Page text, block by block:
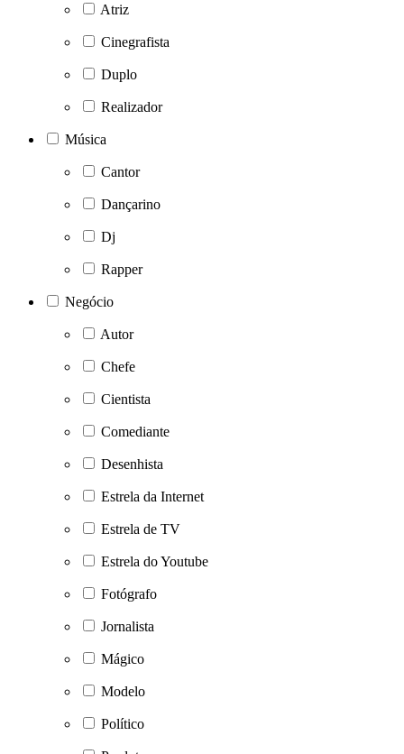
Atriz
Cinegrafista
Duplo
Realizador
Música
Cantor
Dançarino
Dj
Rapper
Negócio
Autor
Chefe
Cientista
Comediante
Desenhista
Estrela da Internet
Estrela de TV
Estrela do Youtube
Fotógrafo
Jornalista
Mágico
Modelo
Político